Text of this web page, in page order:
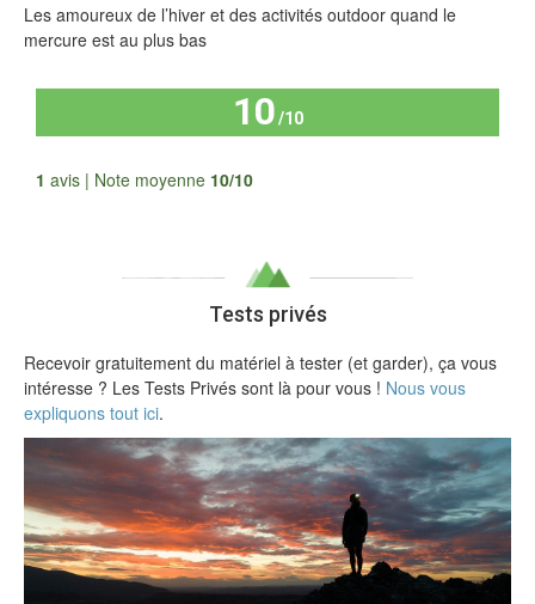
Les amoureux de l’hiver et des activités outdoor quand le
mercure est au plus bas
10/10
1 avis | Note moyenne 10/10
Tests privés
Recevoir gratuitement du matériel à tester (et garder), ça vous
intéresse ? Les Tests Privés sont là pour vous ! Nous vous
expliquons tout ici.